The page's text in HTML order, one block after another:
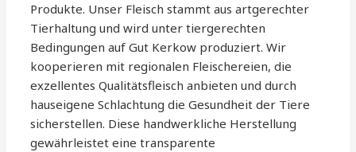
Produkte. Unser Fleisch stammt aus artgerechter
Tierhaltung und wird unter tiergerechten
Bedingungen auf Gut Kerkow produziert. Wir
kooperieren mit regionalen Fleischereien, die
exzellentes Qualitätsfleisch anbieten und durch
hauseigene Schlachtung die Gesundheit der Tiere
sicherstellen. Diese handwerkliche Herstellung
gewährleistet eine transparente